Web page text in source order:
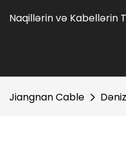
Naqillərin və Kabellərin
Jiangnan Cable